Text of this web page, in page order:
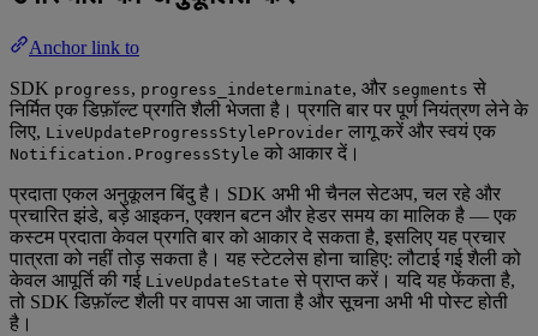
Anchor link to
SDK progress, progress_indeterminate, और segments से
निर्मित एक डिफ़ॉल्ट प्रगति शैली भेजता है। प्रगति बार पर पूर्ण नियंत्रण लेने के
लिए, LiveUpdateProgressStyleProvider लागू करें और स्वयं एक
Notification.ProgressStyle को आकार दें।
प्रदाता एकल अनुकूलन बिंदु है। SDK अभी भी चैनल सेटअप, चल रहे और
प्रचारित झंडे, बड़े आइकन, एक्शन बटन और हेडर समय का मालिक है — एक
कस्टम प्रदाता केवल प्रगति बार को आकार दे सकता है, इसलिए यह प्रचार
पात्रता को नहीं तोड़ सकता है। यह स्टेटलेस होना चाहिए: लौटाई गई शैली को
केवल आपूर्ति की गई LiveUpdateState से प्राप्त करें। यदि यह फेंकता है,
तो SDK डिफ़ॉल्ट शैली पर वापस आ जाता है और सूचना अभी भी पोस्ट होती
है।